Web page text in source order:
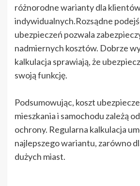
różnorodne warianty dla
indywidualnych.Rozsądne
ubezpieczeń pozwala
nadmiernych kosztów. Dobrze
kalkulacja sprawiają, że
swoją funkcję.
Podsumowując, koszt
mieszkania i samochodu zależą
ochrony. Regularna kalkulacja
najlepszego wariantu, zarówno
dużych miast.